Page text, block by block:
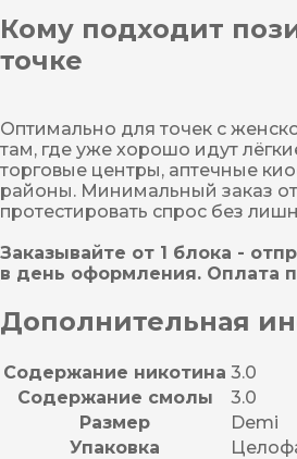
Кому подходит
точке
Оптимально для точек с
там, где уже хорошо идут
торговые центры, аптечные
районы. Минимальный заказ от
протестировать спрос без
Заказывайте от 1 блока -
в день оформления. Оплата
Дополнительная
Содержание никотина 3.0
Содержание смолы
3.0
Размер
Demi
Упаковка